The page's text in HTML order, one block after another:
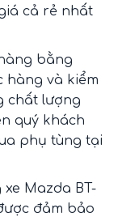
cả rẻ nhất
bằng
hàng và kiểm
chất lượng
quý khách
phụ tùng tại
Mazda BT-
đảm bảo